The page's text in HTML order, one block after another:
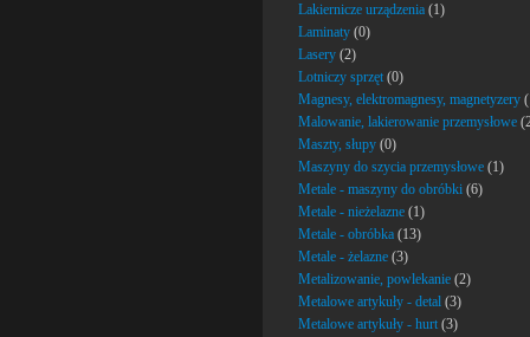
Lakiernicze urządzenia (1)
Laminaty (0)
Lasery (2)
Lotniczy sprzęt (0)
Magnesy, elektromagnesy, magnetyzery
Malowanie, lakierowanie przemysłowe
Maszty, słupy (0)
Maszyny do szycia przemysłowe (1)
Metale - maszyny do obróbki (6)
Metale - nieżelazne (1)
Metale - obróbka (13)
Metale - żelazne (3)
Metalizowanie, powlekanie (2)
Metalowe artykuły - detal (3)
Metalowe artykuły - hurt (3)